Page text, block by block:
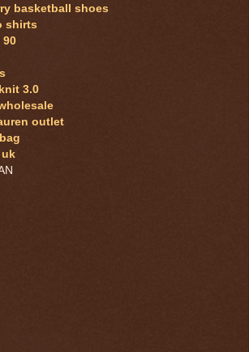
basketball shoes
shirts
90
3.0
outlet